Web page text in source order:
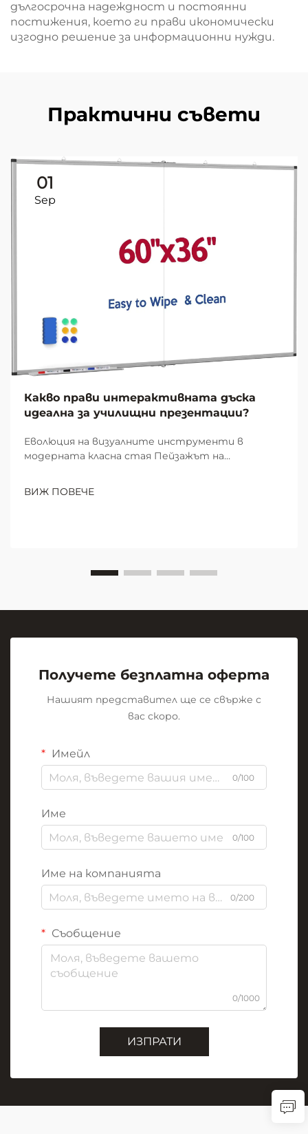
дългосрочна надеждност и постоянни
постижения, което ги прави икономически
изгодно решение за информационни нужди.
Практични съвети
01
Sep
Какво прави интерактивната дъска
идеална за училищни презентации?
Еволюция на визуалните инструменти в
модерната класна стая Пейзажът на
като интерактивната дъска се е превърнала в
ВИЖ ПОВЕЧЕ
Получете безплатна оферта
Нашият представител ще се свърже с
вас скоро.
Имейл
0/100
Име
0/100
Име на компанията
0/200
Съобщение
0/1000
ИЗПРАТИ